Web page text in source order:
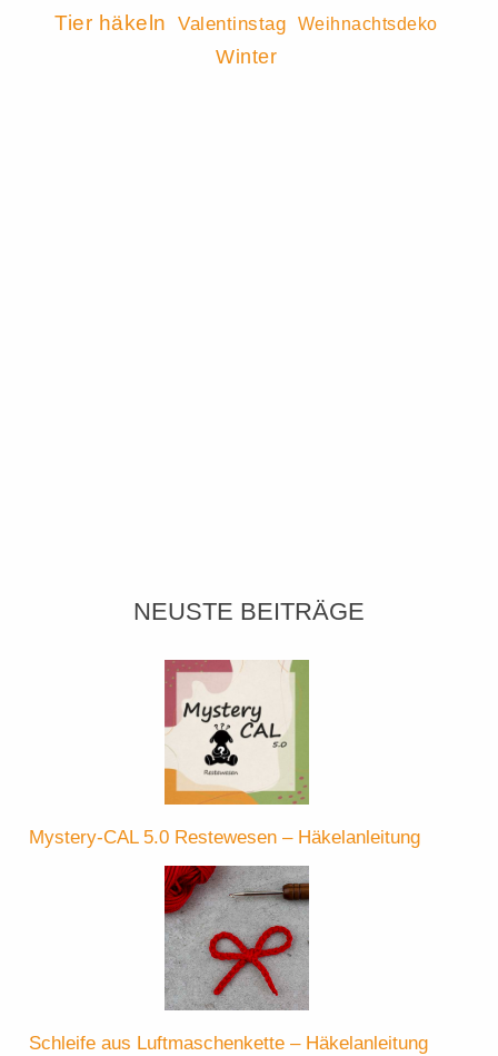
Tier häkeln Valentinstag Weihnachtsdeko
Winter
NEUSTE BEITRÄGE
Mystery-CAL 5.0 Restewesen – Häkelanleitung
Schleife aus Luftmaschenkette – Häkelanleitung